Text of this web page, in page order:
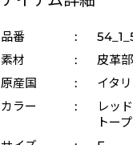
品番 :
素材
:
皮革
原産国
:
イタ
カラー
:
レッ
トー